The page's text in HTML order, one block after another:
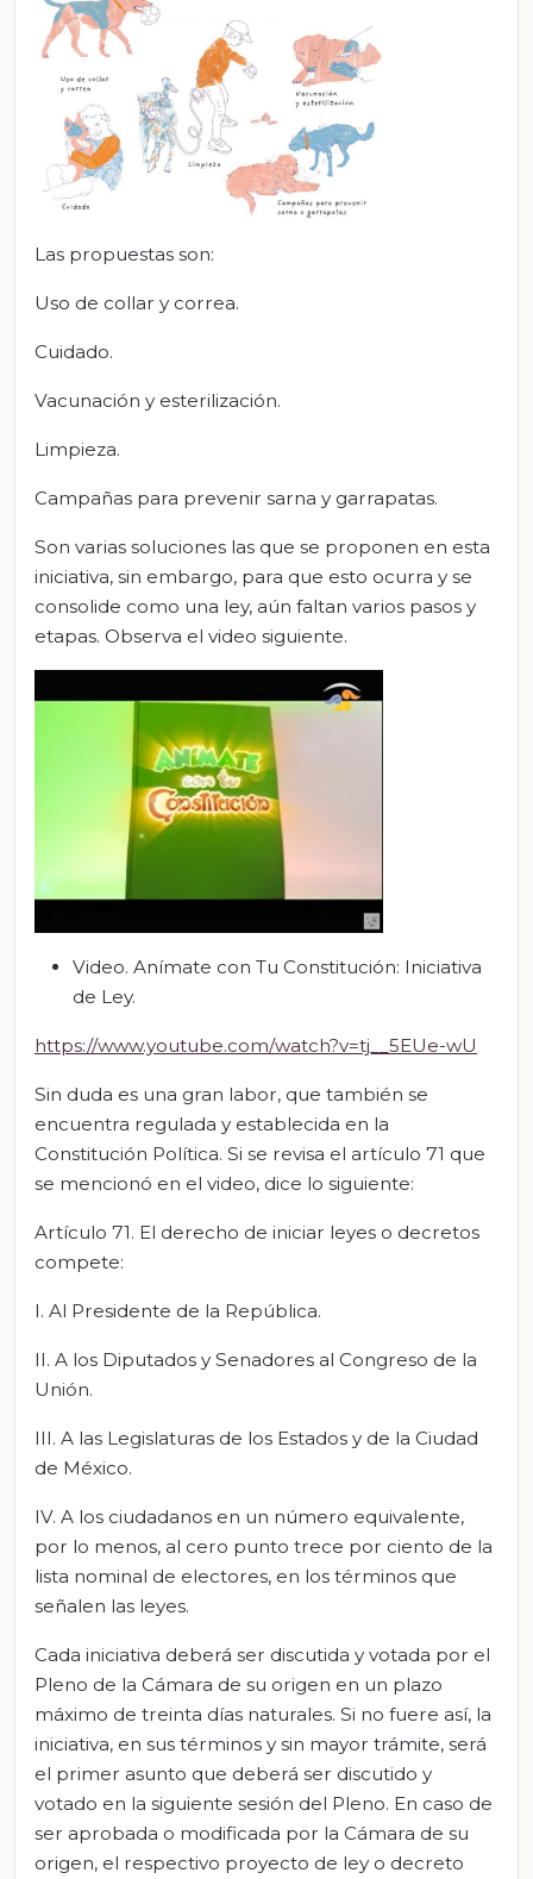
Las propuestas son:
Uso de collar y correa.
Cuidado.
Vacunación y esterilización.
Limpieza.
Campañas para prevenir sarna y garrapatas.
Son varias soluciones las que se proponen en esta
iniciativa, sin embargo, para que esto ocurra y se
consolide como una ley, aún faltan varios pasos y
etapas. Observa el video siguiente.
Video. Anímate con Tu Constitución: Iniciativa
de Ley.
https://www.youtube.com/watch?v=tj__5EUe-wU
Sin duda es una gran labor, que también se
encuentra regulada y establecida en la
Constitución Política. Si se revisa el artículo 71 que
se mencionó en el video, dice lo siguiente:
Artículo 71. El derecho de iniciar leyes o decretos
compete:
I. Al Presidente de la República.
II. A los Diputados y Senadores al Congreso de la
Unión.
III. A las Legislaturas de los Estados y de la Ciudad
de México.
IV. A los ciudadanos en un número equivalente,
por lo menos, al cero punto trece por ciento de la
lista nominal de electores, en los términos que
señalen las leyes.
Cada iniciativa deberá ser discutida y votada por el
Pleno de la Cámara de su origen en un plazo
máximo de treinta días naturales. Si no fuere así, la
iniciativa, en sus términos y sin mayor trámite, será
el primer asunto que deberá ser discutido y
votado en la siguiente sesión del Pleno. En caso de
ser aprobada o modificada por la Cámara de su
origen, el respectivo proyecto de ley o decreto